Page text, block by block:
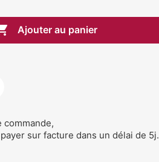
Ajouter au panier
commande,
sur facture dans un délai de 5j.